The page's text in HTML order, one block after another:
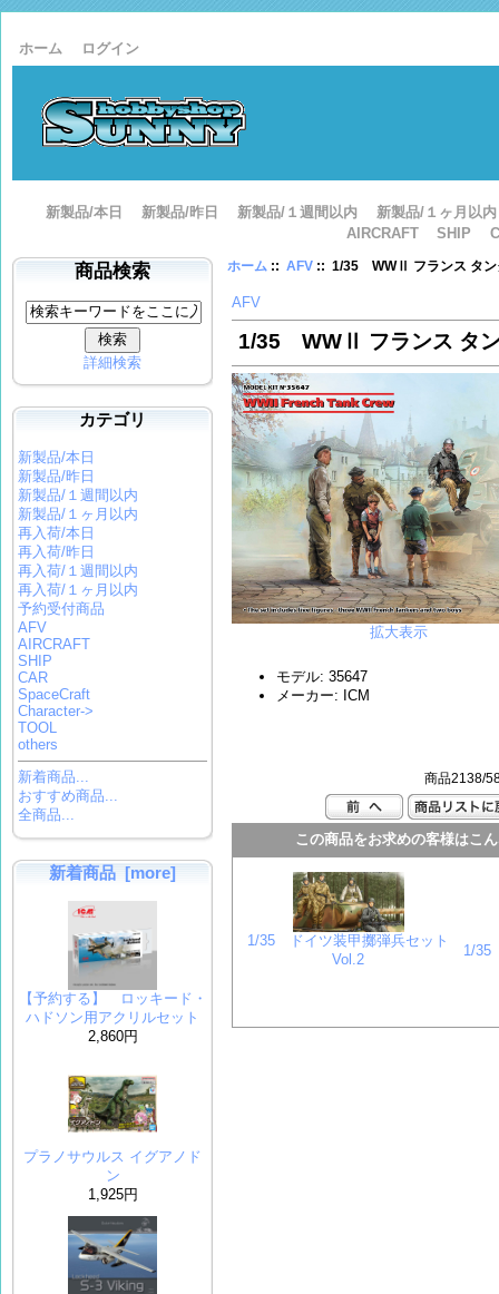
ホーム ログイン
新製品/本日 新製品/昨日 新製品/１週間以内
新製品/１ヶ月以内
AIRCRAFT
SHIP
商品検索
詳細検索
カテゴリ
新製品/本日
新製品/昨日
新製品/１週間以内
新製品/１ヶ月以内
再入荷/本日
再入荷/昨日
再入荷/１週間以内
再入荷/１ヶ月以内
予約受付商品
AFV
AIRCRAFT
SHIP
CAR
SpaceCraft
Character->
TOOL
others
新着商品...
おすすめ商品...
全商品...
新着商品 [more]
【予約する】 ロッキード・
ハドソン用アクリルセット
2,860円
プラノサウルス イグアノド
ン
1,925円
ホーム ::AFV :: 1/35 WWⅡ フランス タン
AFV
1/35 WWⅡ フランス タ
拡大表示
モデル: 35647
メーカー: ICM
商品2138/
この商品をお求めの客様はこ
1/35 ドイツ装甲擲弾兵セット
Vol.2
1/35